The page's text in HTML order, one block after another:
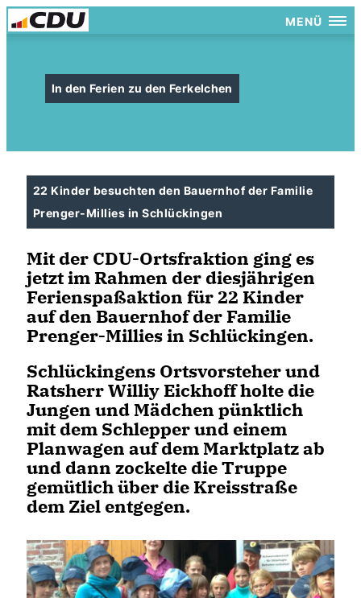
MENÜ
In den Ferien zu den Ferkelchen
22 Kinder besuchten den Bauernhof der Familie
Prenger-Millies in Schlückingen
Mit der CDU-Ortsfraktion ging es
jetzt im Rahmen der diesjährigen
Ferienspaßaktion für 22 Kinder
auf den Bauernhof der Familie
Prenger-Millies in Schlückingen.
Schlückingens Ortsvorsteher und
Ratsherr Williy Eickhoff holte die
Jungen und Mädchen pünktlich
mit dem Schlepper und einem
Planwagen auf dem Marktplatz ab
und dann zockelte die Truppe
gemütlich über die Kreisstraße
dem Ziel entgegen.